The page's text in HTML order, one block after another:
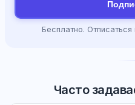
Бесплатно.
Часто